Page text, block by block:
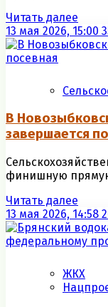
Читать далее
13 мая 2026, 15:00
В
завершается
финишную
Читать далее
13 мая 2026, 14:58
ЖКХ